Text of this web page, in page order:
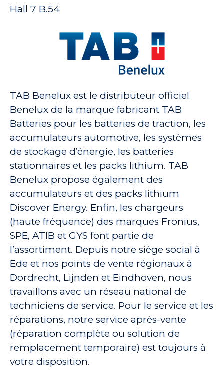
Hall 7 B.54
TAB Benelux est le distributeur officiel
Benelux de la marque fabricant TAB
Batteries pour les batteries de traction, les
accumulateurs automotive, les systèmes
de stockage d’énergie, les batteries
stationnaires et les packs lithium. TAB
Benelux propose également des
accumulateurs et des packs lithium
Discover Energy. Enfin, les chargeurs
(haute fréquence) des marques Fronius,
SPE, ATIB et GYS font partie de
l’assortiment. Depuis notre siège social à
Ede et nos points de vente régionaux à
Dordrecht, Lijnden et Eindhoven, nous
travaillons avec un réseau national de
techniciens de service. Pour le service et les
réparations, notre service après-vente
(réparation complète ou solution de
remplacement temporaire) est toujours à
votre disposition.